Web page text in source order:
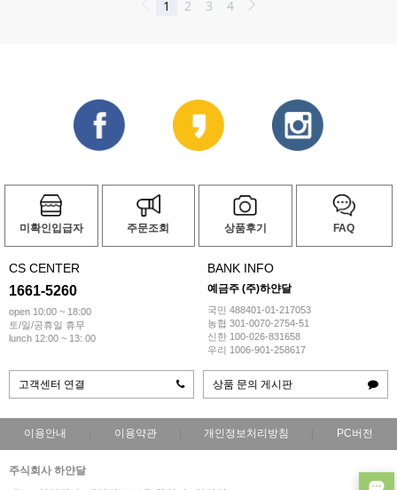
미확인입급자 주문조회 상품후기 FAQ
CS CENTER
1661-5260
open 10:00 ~ 18:00
토/일/공휴일 휴무
lunch 12:00 ~ 13: 00
BANK INFO
예금주 (주)하얀달
국민 488401-01-217053
농협 301-0070-2754-51
신한 100-026-831658
우리 1006-901-258617
고객센터 연결 상품 문의 게시판
이용안내 이용약관 개인정보처리방침 PC버전
주식회사 하얀달